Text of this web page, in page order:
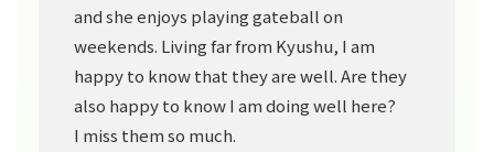
and she enjoys playing gateball on
weekends. Living far from Kyushu, I am
happy to know that they are well. Are they
also happy to know I am doing well here?
I miss them so much.